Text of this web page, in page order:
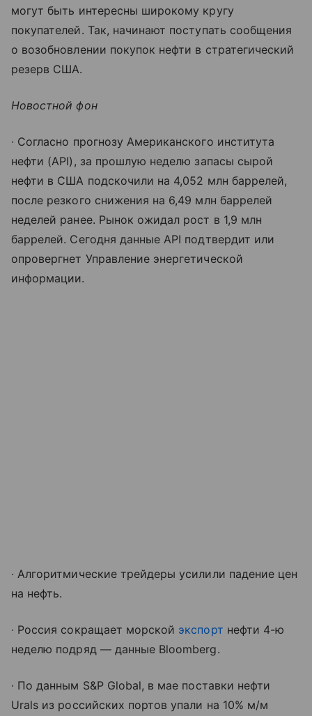
могут быть интересны широкому кругу
покупателей. Так, начинают поступать сообщения
о возобновлении покупок нефти в стратегический
резерв США.
Новостной фон
∙ Согласно прогнозу Американского института
нефти (API), за прошлую неделю запасы сырой
нефти в США подскочили на 4,052 млн баррелей,
после резкого снижения на 6,49 млн баррелей
неделей ранее. Рынок ожидал рост в 1,9 млн
баррелей. Сегодня данные API подтвердит или
опровергнет Управление энергетической
информации.
∙ Алгоритмические трейдеры усилили падение цен
на нефть.
∙ Россия сокращает морской экспорт нефти 4-ю
неделю подряд — данные Bloomberg.
∙ По данным S&P Global, в мае поставки нефти
Urals из российских портов упали на 10% м/м